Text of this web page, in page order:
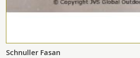
Schnuller Fasan